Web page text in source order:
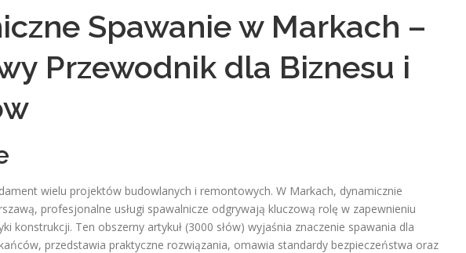
Spawanie w Markach –
Przewodnik dla Biznesu i
wielu projektów budowlanych i remontowych. W Markach, dynamicznie
profesjonalne usługi spawalnicze odgrywają kluczową rolę w zapewnieniu
konstrukcji. Ten obszerny artykuł (3000 słów) wyjaśnia znaczenie spawania dla
przedstawia praktyczne rozwiązania, omawia standardy bezpieczeństwa oraz